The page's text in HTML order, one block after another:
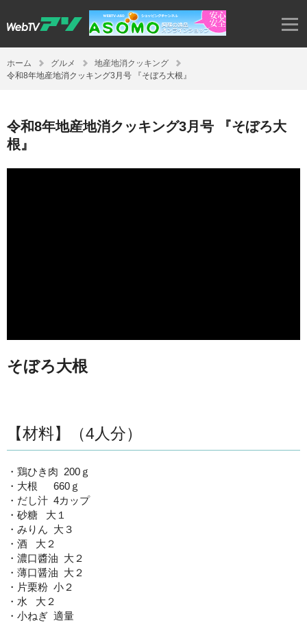
ホーム グルメ
地産地消クッキング
令和8年地産地消クッキング3月号 『そぼろ大根』
令和8年地産地消クッキング3月号 『そぼろ大
根』
そぼろ大根
【材料】（4人分）
・鶏ひき肉 200ｇ
・大根 660ｇ
・だし汁 4カップ
・砂糖 大１
・みりん 大３
・酒 大２
・濃口醬油 大２
・薄口醤油 大２
・片栗粉 小２
・水 大２
・小ねぎ 適量